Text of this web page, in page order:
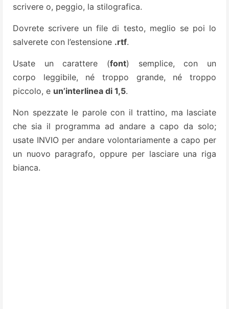
scrivere o, peggio, la stilografica.
Dovrete scrivere un file di testo, meglio se poi lo
salverete con l’estensione .rtf.
Usate un carattere (font) semplice, con un
corpo leggibile, né troppo grande, né troppo
piccolo, e un’interlinea di 1,5.
Non spezzate le parole con il trattino, ma lasciate
che sia il programma ad andare a capo da solo;
usate INVIO per andare volontariamente a capo per
un nuovo paragrafo, oppure per lasciare una riga
bianca.